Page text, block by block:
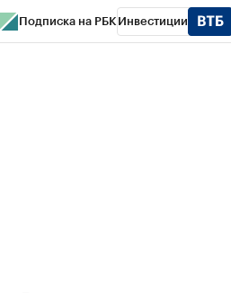
Подписка на РБК Инвестиции